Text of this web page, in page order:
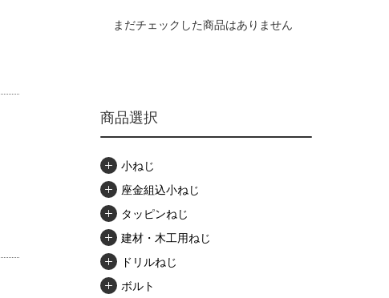
まだチェックした商品はありません
商品選択
小ねじ
座金組込小ねじ
タッピンねじ
建材・木工用ねじ
ドリルねじ
ボルト